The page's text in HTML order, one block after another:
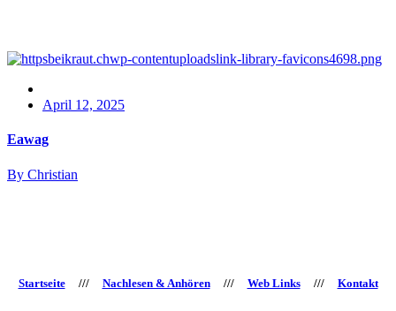
April 12, 2025
Eawag
By Christian
Startseite/// Nachlesen & Anhören/// Web Links/// Kontakt